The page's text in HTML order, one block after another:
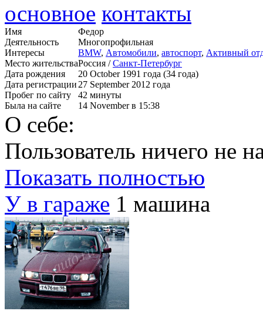
основное контакты
Имя
Федор
Деятельность
Многопрофильная
Интересы
BMW, Автомобили, автоспорт, Активный
Место жительстваРоссия /Санкт-Петербург
Дата рождения
20 October 1991 года (34 года)
Дата регистрации27 September 2012 года
Пробег по сайту
42 минуты
Была на сайте
14 November в 15:38
О себе:
Пользователь ничего не
Показать полностью
У в гараже 1 машина